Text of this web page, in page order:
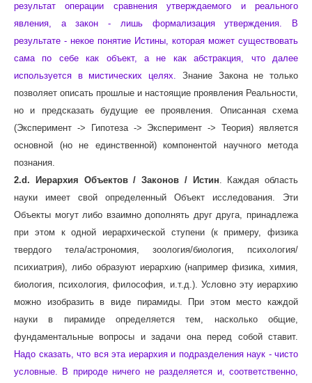
результат операции сравнения утверждаемого и реального
явления, а закон - лишь формализация утверждения. В
результате - некое понятие Истины, которая может существовать
сама по себе как объект, а не как абстракция, что далее
используется в мистических целях.
Знание Закона не только
позволяет описать прошлые и настоящие проявления Реальности,
но и предсказать будущие ее проявления. Описанная схема
(Эксперимент -> Гипотеза -> Эксперимент -> Теория) является
основной (но не единственной) компонентой научного метода
познания.
2.d. Иерархия Объектов / Законов / Истин . Каждая область
науки имеет свой определенный Объект исследования. Эти
Объекты могут либо взаимно дополнять друг друга, принадлежа
при этом к одной иерархической ступени (к примеру, физика
твердого тела/астрономия, зоология/биология, психология/
психиатрия), либо образуют иерархию (например физика, химия,
биология, психология, философия, и.т.д.). Условно эту иерархию
можно изобразить в виде пирамиды. При этом место каждой
науки в пирамиде определяется тем, насколько общие,
фундаментальные вопросы и задачи она перед собой ставит.
Надо сказать, что вся эта иерархия и подразделения наук - чисто
условные. В природе ничего не разделяется и, соответственно,